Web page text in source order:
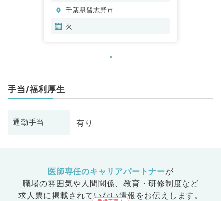
千葉県習志野市
火
手当/福利厚生
通勤手当 有り
医師専任のキャリアパートナーが
職場の雰囲気や人間関係、 教育・研修制度など
求人票に掲載されていない情報をお伝えします。